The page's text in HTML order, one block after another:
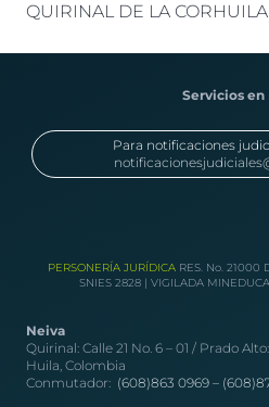
QUIRINAL DE LA CORHUILA
Servicios en
Para notificaciones
PERSONERÍA JURÍDICA RES. No. 21000
SNIES 2828 | VIGILADA
Neiva
Quirinal: Calle 21 No. 6 – 01 / Prado
Huila, Colombia
Conmutador: (608)863 0969 –